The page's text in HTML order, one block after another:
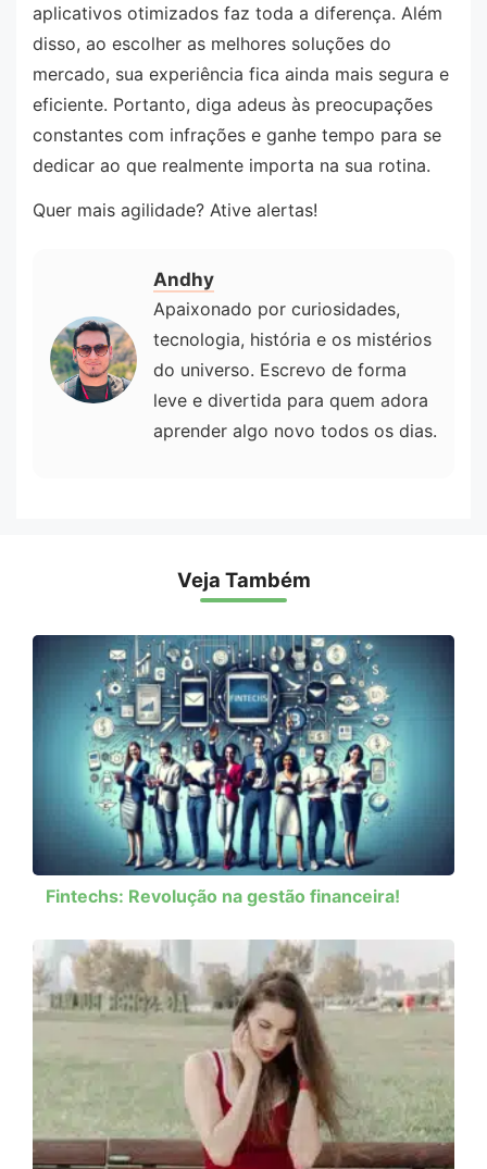
aplicativos otimizados faz toda a diferença. Além
disso, ao escolher as melhores soluções do
mercado, sua experiência fica ainda mais segura e
eficiente. Portanto, diga adeus às preocupações
constantes com infrações e ganhe tempo para se
dedicar ao que realmente importa na sua rotina.
Quer mais agilidade? Ative alertas!
Andhy
Apaixonado por curiosidades,
tecnologia, história e os mistérios
do universo. Escrevo de forma
leve e divertida para quem adora
aprender algo novo todos os dias.
Veja Também
Fintechs: Revolução na gestão financeira!